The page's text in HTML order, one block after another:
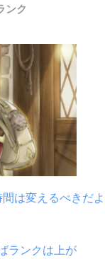
ンク
は変えるべきだよ